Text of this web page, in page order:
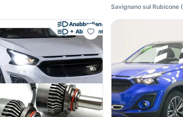
Savignano sul Rubicone(